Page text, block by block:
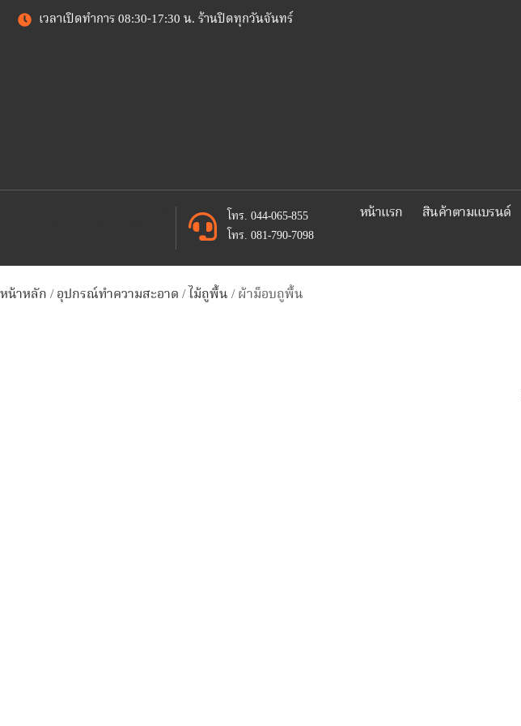
เวลาเปิดทำการ 08:30-17:30 น. ร้านปิดทุกวันจันทร์
โทร. 044-065-855
โทร. 081-790-7098
หน้าแรก สินค้าตามแบรนด์
หน้าหลัก/อุปกรณ์ทำความสะอาด/ไม้ถูพื้น/ ผ้าม็อบถูพื้น